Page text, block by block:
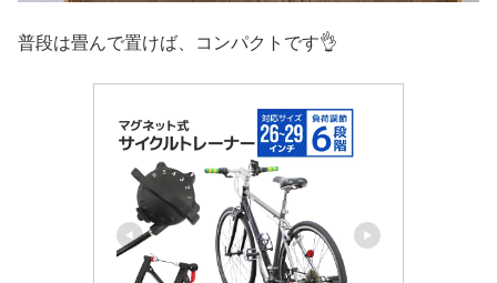
普段は畳んで置けば、コンパクトです👌